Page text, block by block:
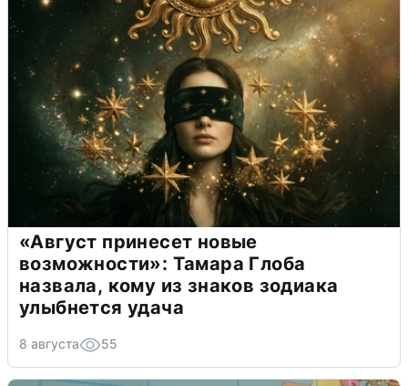
«Август принесет новые
возможности»: Тамара Глоба
назвала, кому из знаков зодиака
улыбнется удача
8 августа 55